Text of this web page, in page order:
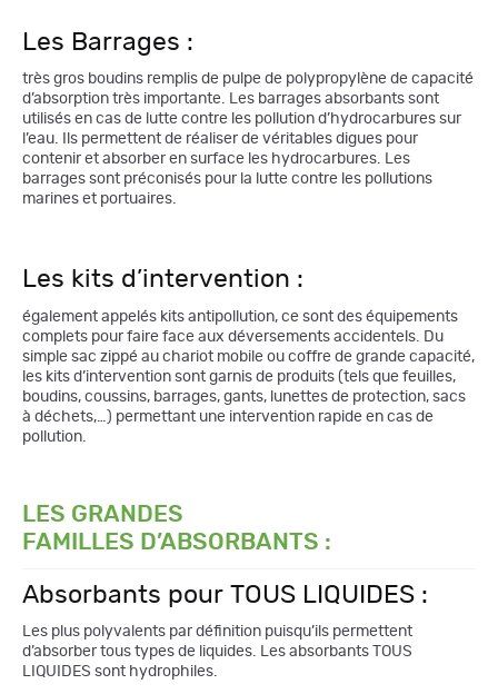
Les Barrages :
très gros boudins remplis de pulpe de polypropylène de capacité
d’absorption très importante. Les barrages absorbants sont
utilisés en cas de lutte contre les pollution d’hydrocarbures sur
l’eau. Ils permettent de réaliser de véritables digues pour
contenir et absorber en surface les hydrocarbures. Les
barrages sont préconisés pour la lutte contre les pollutions
marines et portuaires.
Les kits d’intervention :
également appelés kits antipollution, ce sont des équipements
complets pour faire face aux déversements accidentels. Du
simple sac zippé au chariot mobile ou coffre de grande capacité,
les kits d’intervention sont garnis de produits (tels que feuilles,
boudins, coussins, barrages, gants, lunettes de protection, sacs
à déchets,…) permettant une intervention rapide en cas de
pollution.
LES GRANDES
FAMILLES D’ABSORBANTS :
Absorbants pour TOUS LIQUIDES :
Les plus polyvalents par définition puisqu’ils permettent
d’absorber tous types de liquides. Les absorbants TOUS
LIQUIDES sont hydrophiles.